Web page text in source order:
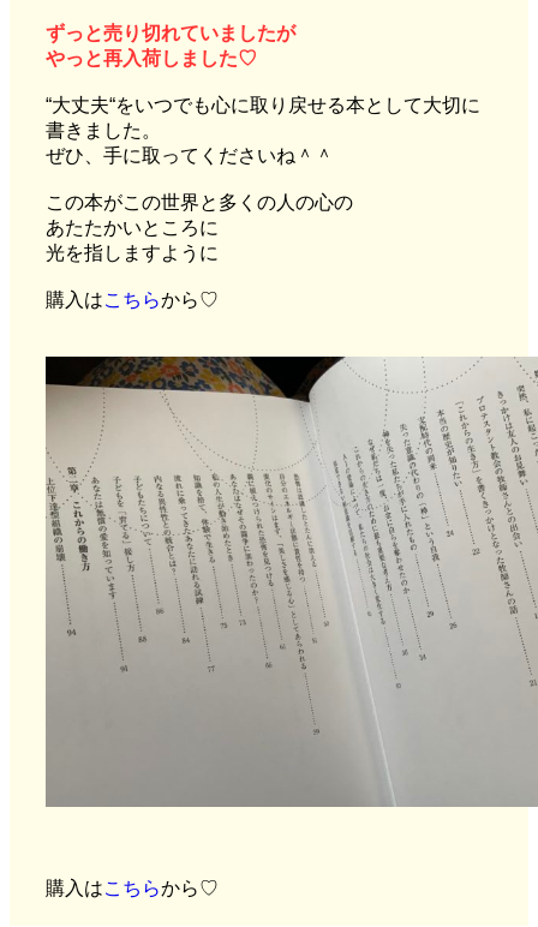
ずっと売り切れていましたが
やっと再入荷しました♡
“大丈夫“をいつでも心に取り戻せる本として大切に
書きました。
ぜひ、手に取ってくださいね＾＾
この本がこの世界と多くの人の心の
あたたかいところに
光を指しますように
購入はこちらから♡
購入はこちらから♡